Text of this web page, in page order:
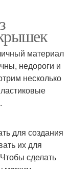
материал
недороги и
несколько
для создания
их для
сделать